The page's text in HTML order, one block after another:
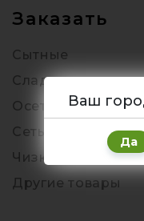
Заказать
Сытные
Сладкие
Осетинские
Сеты
Чизкейки
Другие товары
Ваш
Да